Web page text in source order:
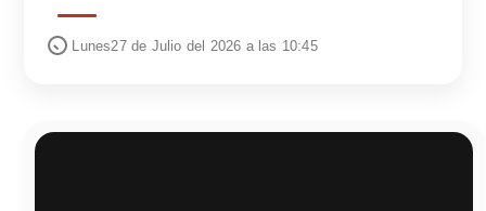
Lunes27 de Julio del 2026 a las 10:45